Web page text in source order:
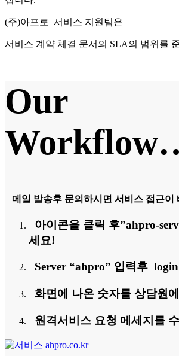
(주)아프로 서비스 지원팀은
서비스 계약 체결 문서의 SLA의 범위를
Our
메일 발송후 문의하시면 서비스 접근이
아이콘을 클릭 후”ahpro-
세요!
Server “ahpro” 입력후
화면에 나온 숫자를 상담원
원격서비스 요청 메세지를